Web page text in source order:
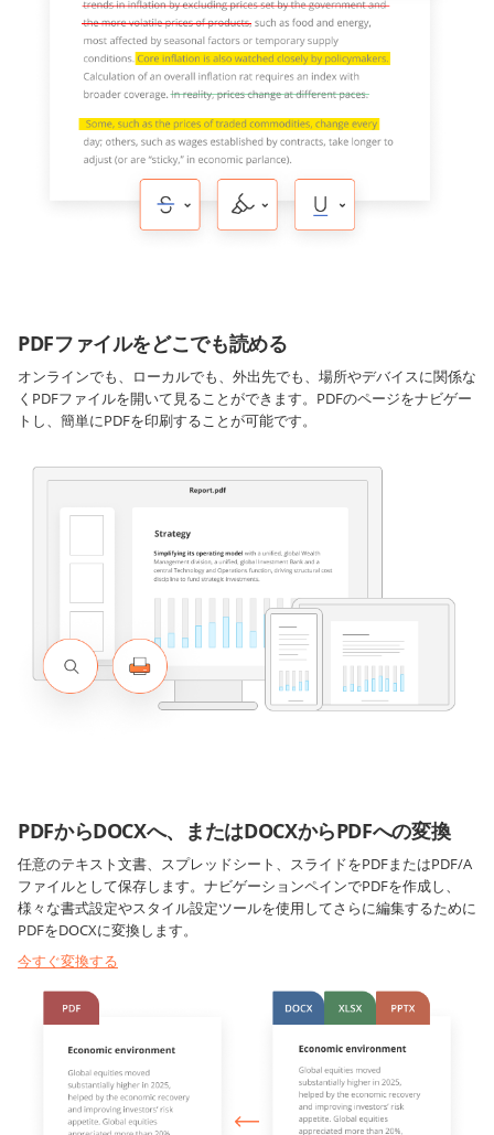
PDFファイルをどこでも読める
オンラインでも、ローカルでも、外出先でも、場所やデバイスに関係な
くPDFファイルを開いて見ることができます。PDFのページをナビゲー
トし、簡単にPDFを印刷することが可能です。
PDFからDOCXへ、またはDOCXからPDFへの変換
任意のテキスト文書、スプレッドシート、スライドをPDFまたはPDF/A
ファイルとして保存します。ナビゲーションペインでPDFを作成し、
様々な書式設定やスタイル設定ツールを使用してさらに編集するために
PDFをDOCXに変換します。
今すぐ変換する